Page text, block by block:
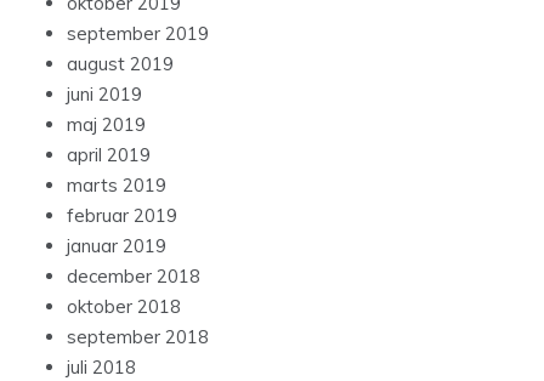
september 2019
august 2019
juni 2019
maj 2019
april 2019
marts 2019
februar 2019
januar 2019
december 2018
oktober 2018
september 2018
juli 2018